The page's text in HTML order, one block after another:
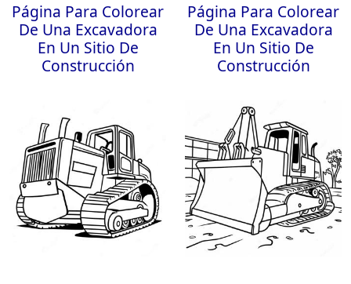
Página Para Colorear
De Una Excavadora
En Un Sitio De
Construcción
Página Para Colorear
De Una Excavadora
En Un Sitio De
Construcción